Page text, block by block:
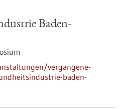
Baden-
vergangene-
baden-